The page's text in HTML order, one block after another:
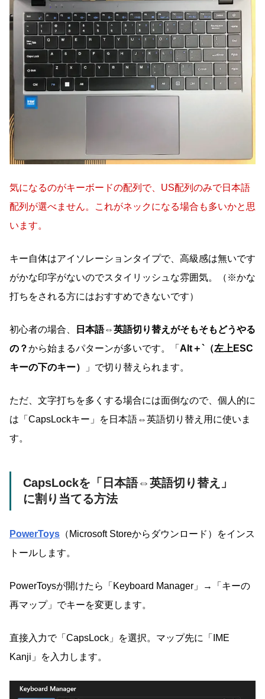
気になるのがキーボードの配列で、US配列のみで日本語
配列が選べません。これがネックになる場合も多いかと思
います。
キー自体はアイソレーションタイプで、高級感は無いです
がかな印字がないのでスタイリッシュな雰囲気。（※かな
打ちをされる方にはおすすめできないです）
初心者の場合、
日本語⇔英語切り替えがそもそもどうやる
の？から始まるパターンが多いです。「 Alt＋`（左上ESC
キーの下のキー）
」で切り替えられます。
ただ、文字打ちを多くする場合には面倒なので、個人的に
は「CapsLockキー」を日本語⇔英語切り替え用に使いま
す。
CapsLockを「日本語⇔英語切り替え」
に割り当てる方法
PowerToys （Microsoft Storeからダウンロード）をインス
トールします。
PowerToysが開けたら「Keyboard Manager」→「キーの
再マップ」でキーを変更します。
直接入力で「CapsLock」を選択。マップ先に「IME
Kanji」を入力します。